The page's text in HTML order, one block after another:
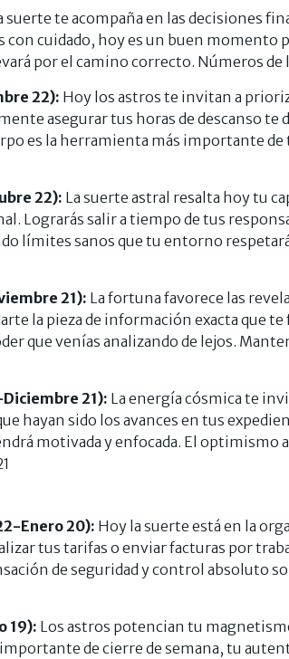
suerte te acompaña en las decisiones
con cuidado, hoy es un buen momento
por el camino correcto. Números de
22): Hoy los astros te invitan a
asegurar tus horas de descanso te
es la herramienta más importante de
22): La suerte astral resalta hoy tu
Lograrás salir a tiempo de tus
límites sanos que tu entorno
21): La fortuna favorece las
la pieza de información exacta que
que venías analizando de lejos.
21): La energía cósmica te
hayan sido los avances en tus
motivada y enfocada. El optimismo
Enero 20): Hoy la suerte está en la
tus tarifas o enviar facturas por
de seguridad y control absoluto
19): Los astros potencian tu
de cierre de semana, tu